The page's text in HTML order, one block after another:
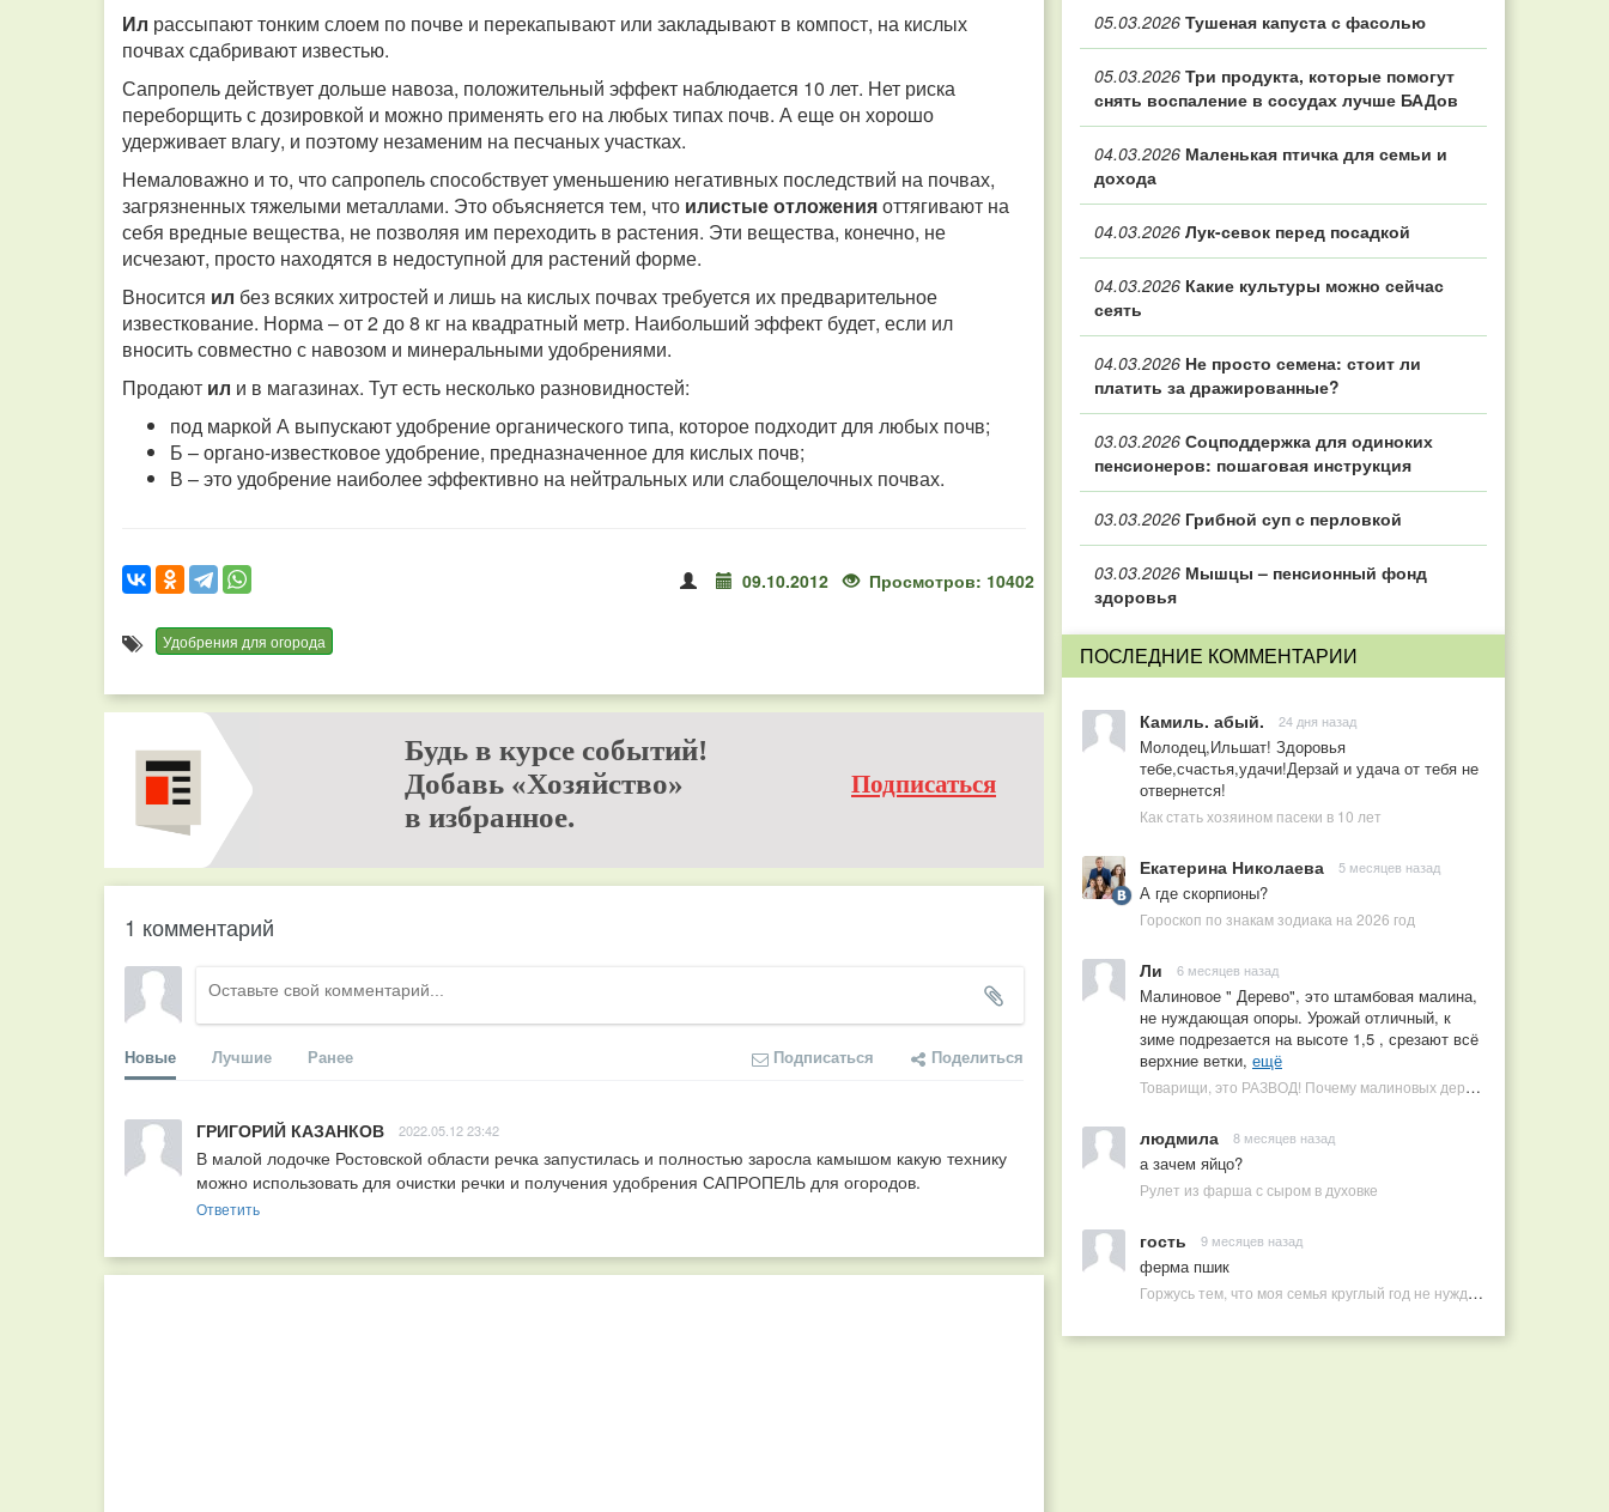
Ил рассыпают тонким слоем по почве и перекапывают или закладывают в компост, на кислых
почвах сдабривают известью.
Сапропель действует дольше навоза, положительный эффект наблюдается 10 лет. Нет риска
переборщить с дозировкой и можно применять его на любых типах почв. А еще он хорошо
удерживает влагу, и поэтому незаменим на песчаных участках.
Немаловажно и то, что сапропель способствует уменьшению негативных последствий на почвах,
загрязненных тяжелыми металлами. Это объясняется тем, что илистые отложенияоттягивают на
себя вредные вещества, не позволяя им переходить в растения. Эти вещества, конечно, не
исчезают, просто находятся в недоступной для растений форме.
Вносится ил без всяких хитростей и лишь на кислых почвах требуется их предварительное
известкование. Норма – от 2 до 8 кг на квадратный метр. Наибольший эффект будет, если ил
вносить совместно с навозом и минеральными удобрениями.
Продают ил и в магазинах. Тут есть несколько разновидностей:
под маркой А выпускают удобрение органического типа, которое подходит для любых почв;
Б – органо-известковое удобрение, предназначенное для кислых почв;
В – это удобрение наиболее эффективно на нейтральных или слабощелочных почвах.
09.10.2012 Просмотров: 10402
Удобрения для огорода
Будь в курсе событий!
Добавь «Хозяйство»
в избранное.
Подписаться
1 комментарий
Новые Лучшие Ранее Подписаться Поделиться
ГРИГОРИЙ КАЗАНКОВ 2022.05.12 23:42
В малой лодочке Ростовской области речка запустилась и полностью заросла камышом какую технику
можно использовать для очистки речки и получения удобрения САПРОПЕЛЬ для огородов.
Ответить
05.03.2026 Тушеная капуста с фасолью
05.03.2026 Три продукта, которые помогут
снять воспаление в сосудах лучше БАДов
04.03.2026 Маленькая птичка для семьи и
дохода
04.03.2026 Лук-севок перед посадкой
04.03.2026 Какие культуры можно сейчас
сеять
04.03.2026 Не просто семена: стоит ли
платить за дражированные?
03.03.2026 Соцподдержка для одиноких
пенсионеров: пошаговая инструкция
03.03.2026 Грибной суп с перловкой
03.03.2026 Мышцы – пенсионный фонд
здоровья
ПОСЛЕДНИЕ КОММЕНТАРИИ
Камиль. абый. 24 дня назад
Молодец,Ильшат! Здоровья
тебе,счастья,удачи!Дерзай и удача от тебя не
отвернется!
Как стать хозяином пасеки в 10 лет
Екатерина Николаева 5 месяцев назад
А где скорпионы?
Гороскоп по знакам зодиака на 2026 год
Ли 6 месяцев назад
Малиновое " Дерево", это штамбовая малина,
не нуждающая опоры. Урожай отличный, к
зиме подрезается на высоте 1,5 , срезают всё
верхние ветки, ещё
Товарищи, это РАЗВОД! Почему малиновых деревьев не бывает, или Как ушлые продавцы наживаются на мечтах садоводов
людмила 8 месяцев назад
а зачем яйцо?
Рулет из фарша с сыром в духовке
гость 9 месяцев назад
ферма пшик
Горжусь тем, что моя семья круглый год не нуждается в покупных витаминах